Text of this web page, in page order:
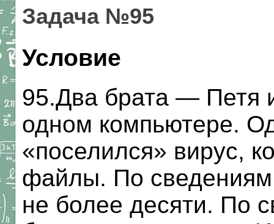
Задача №95
Условие
95.Два брата — Петя
одном компьютере.
«поселился» вирус,
файлы. По
не более десяти. По